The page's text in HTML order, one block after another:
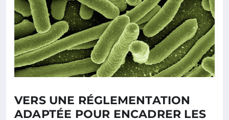
VERS UNE RÉGLEMENTATION
ADAPTÉE POUR ENCADRER LES